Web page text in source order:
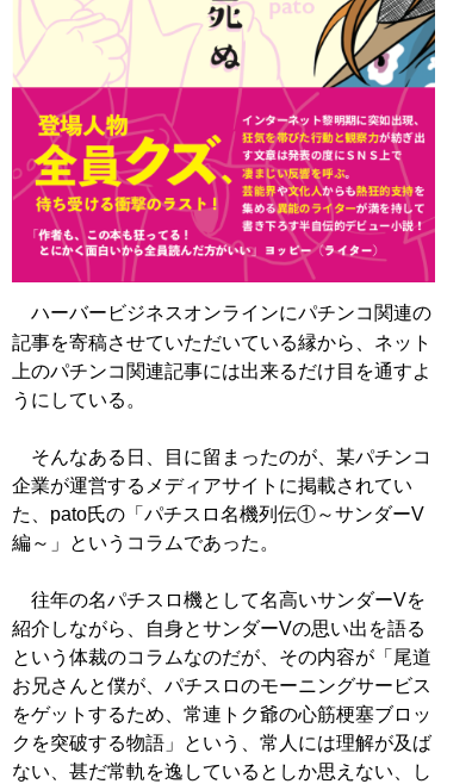
ハーバービジネスオンラインにパチンコ関連の
記事を寄稿させていただいている縁から、ネット
上のパチンコ関連記事には出来るだけ目を通すよ
うにしている。
そんなある日、目に留まったのが、某パチンコ
企業が運営するメディアサイトに掲載されてい
た、pato氏の「パチスロ名機列伝①～サンダーV
編～」というコラムであった。
往年の名パチスロ機として名高いサンダーVを
紹介しながら、自身とサンダーVの思い出を語る
という体裁のコラムなのだが、その内容が「尾道
お兄さんと僕が、パチスロのモーニングサービス
をゲットするため、常連トク爺の心筋梗塞ブロッ
クを突破する物語」という、常人には理解が及ば
ない、甚だ常軌を逸しているとしか思えない、し